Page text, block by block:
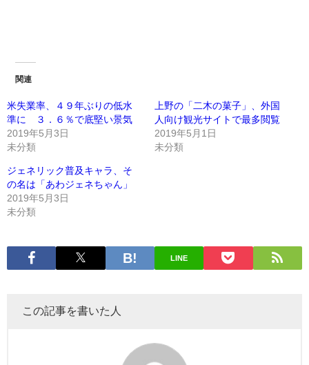
関連
米失業率、４９年ぶりの低水
準に ３．６％で底堅い景気
2019年5月3日
未分類
上野の「二木の菓子」、外国
人向け観光サイトで最多閲覧
2019年5月1日
未分類
ジェネリック普及キャラ、そ
の名は「あわジェネちゃん」
2019年5月3日
未分類
LINE
この記事を書いた人